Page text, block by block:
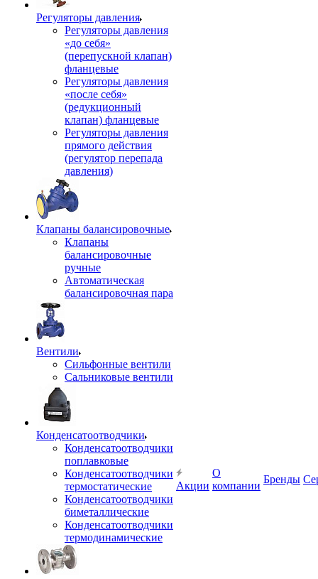
Регуляторы давления
Регуляторы давления
«до себя»
(перепускной клапан)
фланцевые
Регуляторы давления
«после себя»
(редукционный
клапан) фланцевые
Регуляторы давления
прямого действия
(регулятор перепада
давления)
Клапаны балансировочные
Клапаны
балансировочные
ручные
Автоматическая
балансировочная пара
Вентили
Сильфонные вентили
Сальниковые вентили
Конденсатоотводчики
Конденсатоотводчики
поплавковые
Конденсатоотводчики
термостатические
Конденсатоотводчики
биметаллические
Конденсатоотводчики
термодинамические
Акции
О
компании
Бренды